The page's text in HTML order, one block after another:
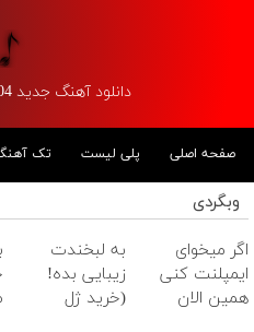
دانلود آهنگ جدید 1404 در ملودی مانیا
صفحه اصلی پلی لیست تک
وبگردی
اگر میخوای
ایمپلنت کنی
همین الان
به لبخندت
زیبایی بده!
(خرید ژل